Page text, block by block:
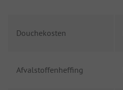
Douchekosten
Afvalstoffenheffing